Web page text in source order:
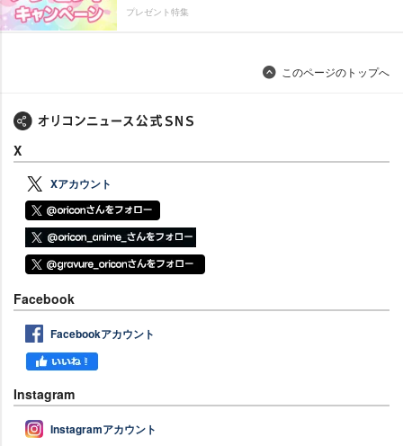
プレゼント特集
このページのトップへ
X
Xアカウント
Facebook
Facebookアカウント
Instagram
Instagramアカウント